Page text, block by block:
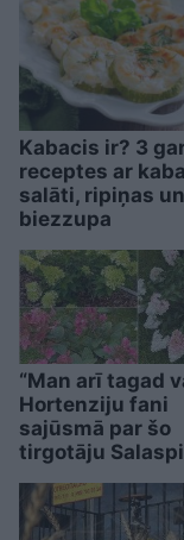
Kabacis ir? 3
receptes ar
salāti, ripiņas un
biezzupa
“Man arī tagad
Hortenziju fani
sajūsmā par šo
tirgotāju